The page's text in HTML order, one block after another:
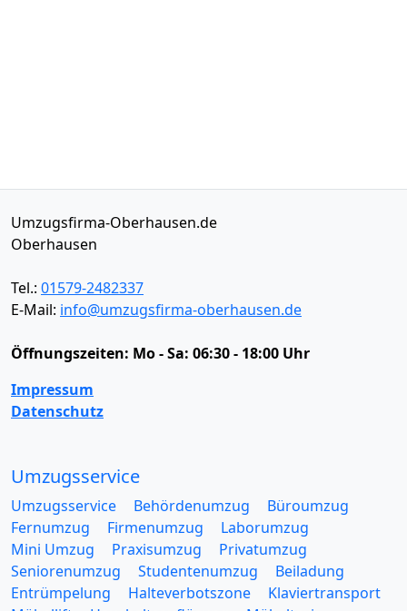
Umzugsfirma-Oberhausen.de
Oberhausen
Tel.: 01579-2482337
E-Mail: info@umzugsfirma-oberhausen.de
Öffnungszeiten: Mo - Sa: 06:30 - 18:00 Uhr
Impressum
Datenschutz
Umzugsservice
Umzugsservice Behördenumzug
Büroumzug
Fernumzug
Firmenumzug
Laborumzug
Mini Umzug
Praxisumzug
Privatumzug
Seniorenumzug
Studentenumzug
Beiladung
Entrümpelung
Halteverbotszone
Klaviertransport